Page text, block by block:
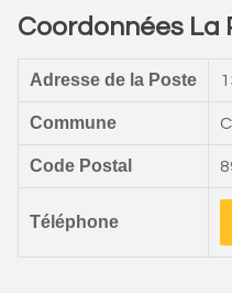
Coordonnées La
Adresse de la Poste
Commune
Code Postal
Téléphone